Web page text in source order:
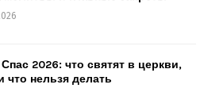
2026: что святят в церкви,
что нельзя делать